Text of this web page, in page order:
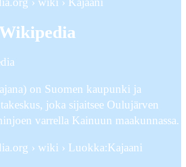
on Suomen kaupunki ja
joka sijaitsee Oulujärven
varrella Kainuun maakunnassa.
› wiki › Luokka:Kajaani